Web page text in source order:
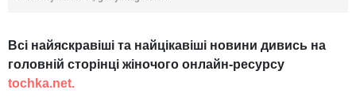
Всі найяскравіші та найцікавіші новини дивись на
головній сторінці жіночого онлайн-ресурсу
tochka.net.